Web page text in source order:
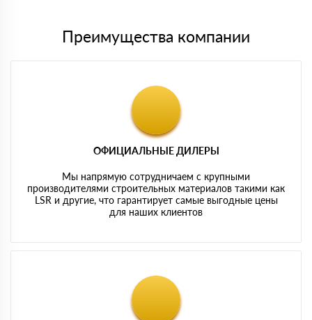
Преимущества компании
ОФИЦИАЛЬНЫЕ ДИЛЕРЫ
Мы напрямую сотрудничаем с крупными
производителями строительных материалов такими как
LSR и другие, что гарантирует самые выгодные цены
для наших клиентов